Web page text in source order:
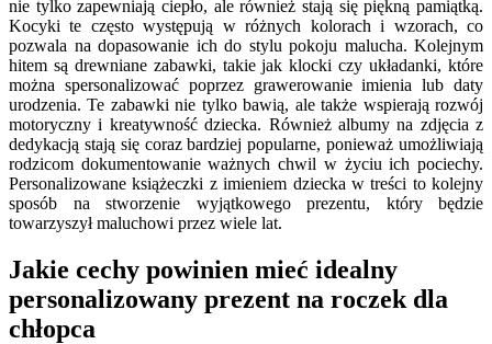
nie tylko zapewniają ciepło, ale również stają się piękną pamiątką.
Kocyki te często występują w różnych kolorach i wzorach, co
pozwala na dopasowanie ich do stylu pokoju malucha. Kolejnym
hitem są drewniane zabawki, takie jak klocki czy układanki, które
można spersonalizować poprzez grawerowanie imienia lub daty
urodzenia. Te zabawki nie tylko bawią, ale także wspierają rozwój
motoryczny i kreatywność dziecka. Również albumy na zdjęcia z
dedykacją stają się coraz bardziej popularne, ponieważ umożliwiają
rodzicom dokumentowanie ważnych chwil w życiu ich pociechy.
Personalizowane książeczki z imieniem dziecka w treści to kolejny
sposób na stworzenie wyjątkowego prezentu, który będzie
towarzyszył maluchowi przez wiele lat.
Jakie cechy powinien mieć idealny
personalizowany prezent na roczek dla
chłopca